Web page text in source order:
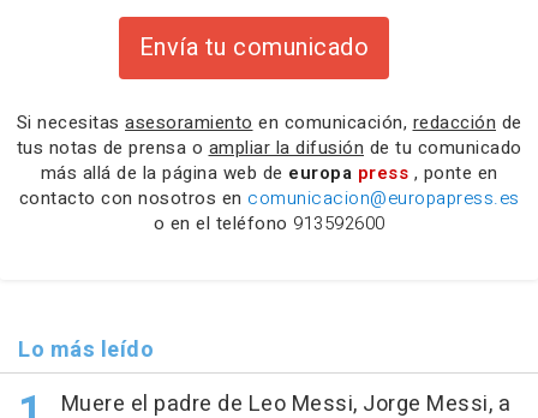
Envía tu comunicado
Si necesitas asesoramiento en comunicación, redacción de
tus notas de prensa o ampliar la difusión de tu comunicado
más allá de la página web de europa press , ponte en
contacto con nosotros en comunicacion@europapress.es
o en el teléfono 913592600
Lo más leído
Muere el padre de Leo Messi, Jorge Messi, a